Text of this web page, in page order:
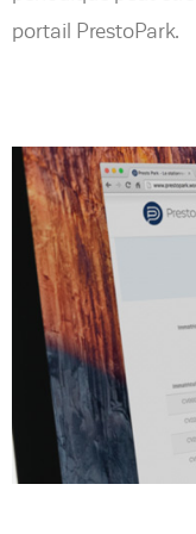
portail PrestoPark.